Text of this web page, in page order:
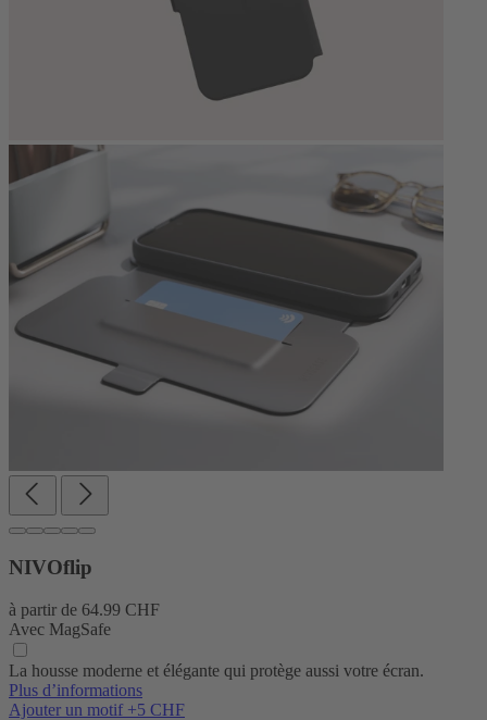
NIVOflip
à partir de 64.99 CHF
Avec MagSafe
La housse moderne et élégante qui protège aussi votre écran.
Plus d’informations
Ajouter un motif +5 CHF